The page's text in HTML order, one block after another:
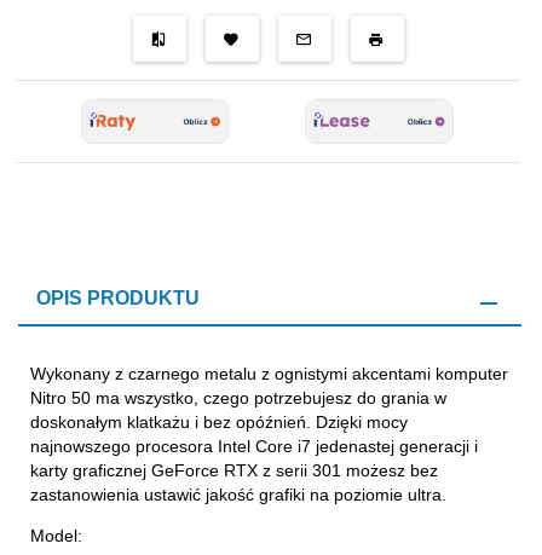
OPIS PRODUKTU
Wykonany z czarnego metalu z ognistymi akcentami komputer
Nitro 50 ma wszystko, czego potrzebujesz do grania w
doskonałym klatkażu i bez opóźnień. Dzięki mocy
najnowszego procesora Intel Core i7 jedenastej generacji i
karty graficznej GeForce RTX z serii 301 możesz bez
zastanowienia ustawić jakość grafiki na poziomie ultra.
Model: